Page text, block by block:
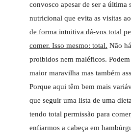
convosco apesar de ser a última
nutricional que evita as visitas
de forma intuitiva dá-vos total
comer. Isso mesmo: total. Não
proibidos nem maléficos. Podem
maior maravilha mas também
Porque aqui têm bem mais
que seguir uma lista de uma
tendo total permissão para
enfiarmos a cabeça em